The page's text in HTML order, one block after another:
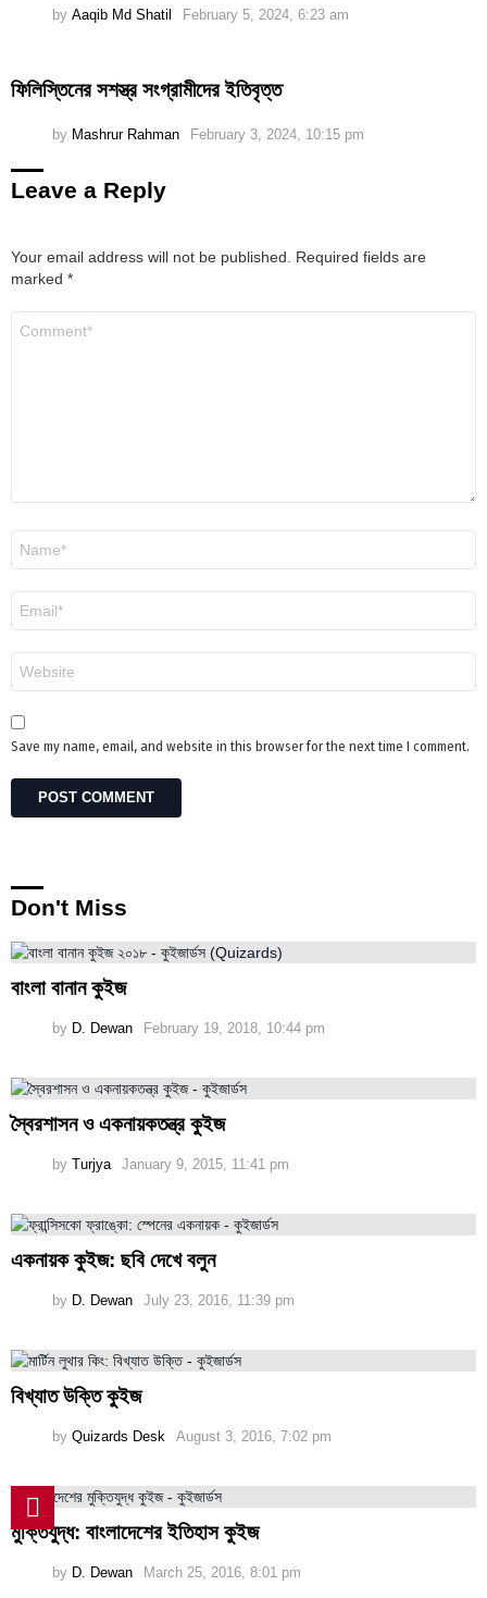
by Aaqib Md Shatil February 5, 2024, 6:23 am
ফিলিস্তিনের সশস্ত্র সংগ্রামীদের ইতিবৃত্ত
by Mashrur Rahman February 3, 2024, 10:15 pm
Leave a Reply
Your email address will not be published.
Required fields are
marked *
Save my name, email, and website in this browser for the next time I comment.
Don't Miss
বাংলা বানান কুইজ
by D. Dewan February 19, 2018, 10:44 pm
স্বৈরশাসন ও একনায়কতন্ত্র কুইজ
by Turjya January 9, 2015, 11:41 pm
একনায়ক কুইজ: ছবি দেখে বলুন
by D. Dewan July 23, 2016, 11:39 pm
বিখ্যাত উক্তি কুইজ
by Quizards Desk August 3, 2016, 7:02 pm
মুক্তিযুদ্ধ: বাংলাদেশের ইতিহাস কুইজ
by D. Dewan March 25, 2016, 8:01 pm